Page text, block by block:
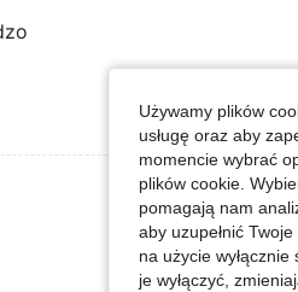
Zobacz Więcej
Używamy plików
usługę oraz aby
momencie wybrać
plików cookie.
pomagają nam
aby uzupełnić
na użycie
je wyłączyć,